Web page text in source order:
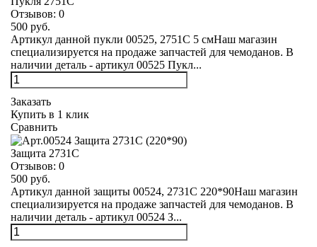
Отзывов: 0
500 руб.
Артикул данной пукли 00525, 2751С 5 смНаш магазин
специализируется на продаже запчастей для чемоданов. В
наличии деталь - артикул 00525 Пукл...
Заказать
Купить в 1 клик
Сравнить
Защита 2731С
Отзывов: 0
500 руб.
Артикул данной защиты 00524, 2731С 220*90Наш магазин
специализируется на продаже запчастей для чемоданов. В
наличии деталь - артикул 00524 З...